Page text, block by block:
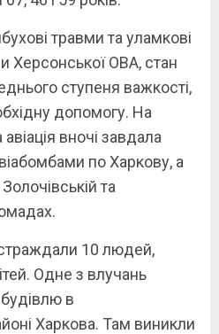
травми та уламкові
Херсонської ОВА, стан
ступеня важкості,
допомогу. На
вночі завдала
по Харкову, а
та
10 людей,
Одне з влучань
в
Харкова. Там виникли